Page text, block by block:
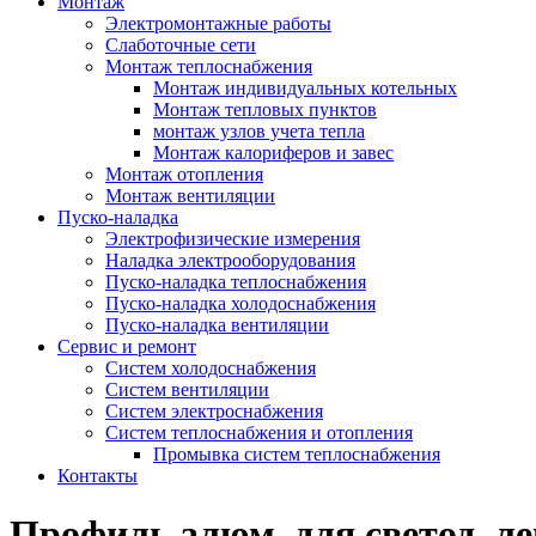
Электромонтажные работы
Слаботочные сети
Монтаж теплоснабжения
Монтаж индивидуальных котельных
Монтаж тепловых пунктов
монтаж узлов учета тепла
Монтаж калориферов и завес
Монтаж отопления
Монтаж вентиляции
Пуско-наладка
Электрофизические измерения
Наладка электрооборудования
Пуско-наладка теплоснабжения
Пуско-наладка холодоснабжения
Пуско-наладка вентиляции
Сервис и ремонт
Систем холодоснабжения
Систем вентиляции
Систем электроснабжения
Систем теплоснабжения и отопления
Промывка систем теплоснабжения
Контакты